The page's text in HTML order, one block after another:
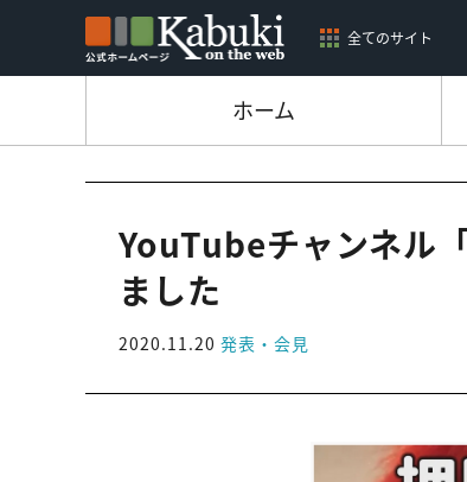
全てのサイト
ホーム
YouTubeチャンネル
ました
2020.11.20 発表・会見